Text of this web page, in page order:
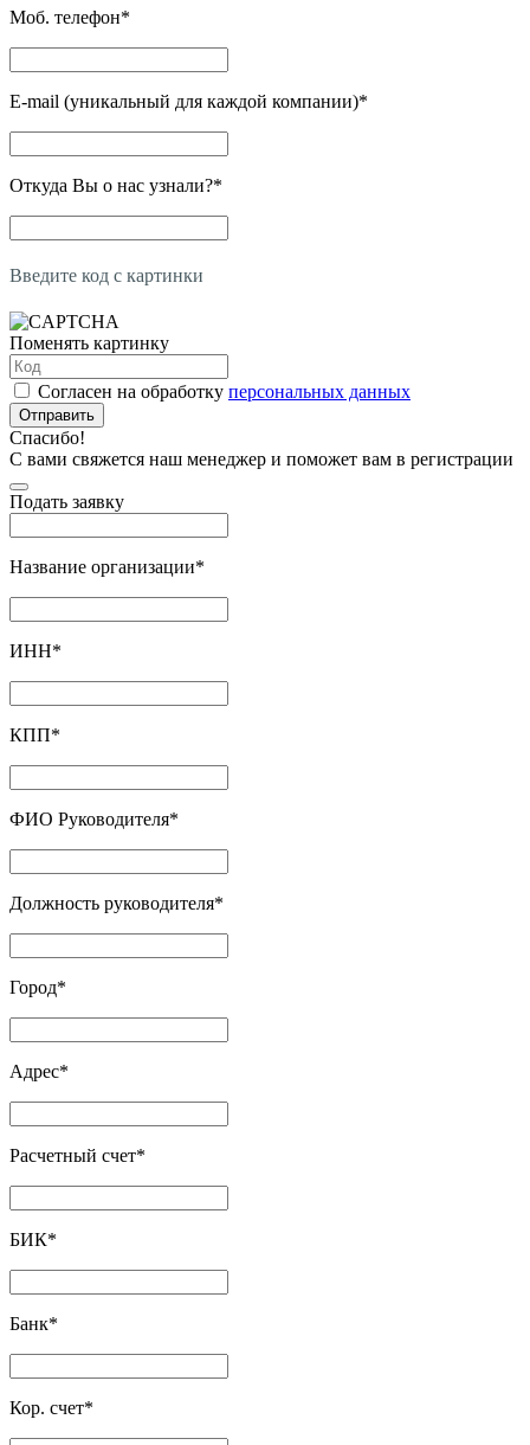
Моб. телефон*
E-mail (уникальный для каждой компании)*
Откуда Вы о нас узнали?*
Введите код с картинки
Поменять картинку
Согласен на обработку персональных данных
Отправить
Спасибо!
С вами свяжется наш менеджер и поможет вам в регистрации
Подать заявку
Название организации*
ИНН*
КПП*
ФИО Руководителя*
Должность руководителя*
Город*
Адрес*
Расчетный счет*
БИК*
Банк*
Кор. счет*